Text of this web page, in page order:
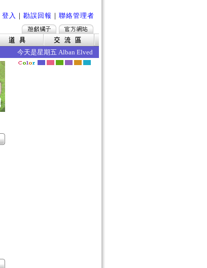
登入 ｜ 勘誤回報 ｜ 聯絡管理者
今天是星期五 Alban Elved 愛爾琳秋收 今日的效果如下 ‧死亡